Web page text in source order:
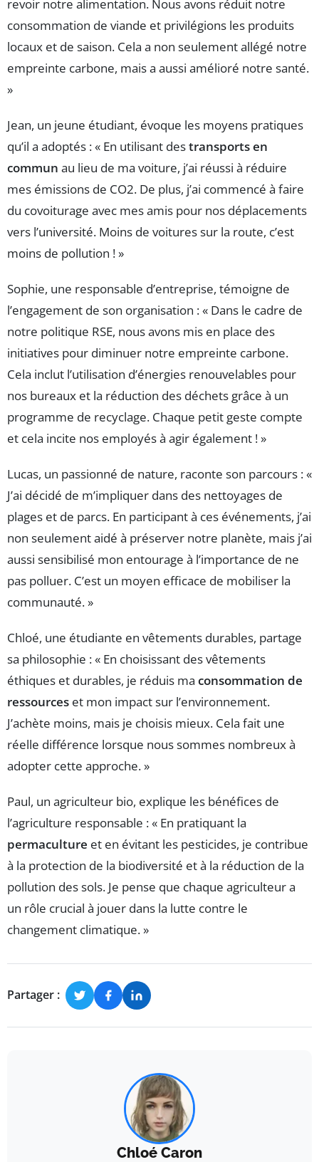
revoir notre alimentation. Nous avons réduit notre
consommation de viande et privilégions les produits
locaux et de saison. Cela a non seulement allégé notre
empreinte carbone, mais a aussi amélioré notre santé.
»
Jean, un jeune étudiant, évoque les moyens pratiques
qu’il a adoptés : « En utilisant destransports en
commun au lieu de ma voiture, j’ai réussi à réduire
mes émissions de CO2. De plus, j’ai commencé à faire
du covoiturage avec mes amis pour nos déplacements
vers l’université. Moins de voitures sur la route, c’est
moins de pollution ! »
Sophie, une responsable d’entreprise, témoigne de
l’engagement de son organisation : « Dans le cadre de
notre politique RSE, nous avons mis en place des
initiatives pour diminuer notre empreinte carbone.
Cela inclut l’utilisation d’énergies renouvelables pour
nos bureaux et la réduction des déchets grâce à un
programme de recyclage. Chaque petit geste compte
et cela incite nos employés à agir également ! »
Lucas, un passionné de nature, raconte son parcours : «
J’ai décidé de m’impliquer dans des nettoyages de
plages et de parcs. En participant à ces événements, j’ai
non seulement aidé à préserver notre planète, mais j’ai
aussi sensibilisé mon entourage à l’importance de ne
pas polluer. C’est un moyen efficace de mobiliser la
communauté. »
Chloé, une étudiante en vêtements durables, partage
sa philosophie : « En choisissant des vêtements
éthiques et durables, je réduis ma consommation de
ressources et mon impact sur l’environnement.
J’achète moins, mais je choisis mieux. Cela fait une
réelle différence lorsque nous sommes nombreux à
adopter cette approche. »
Paul, un agriculteur bio, explique les bénéfices de
l’agriculture responsable : « En pratiquant la
permaculture et en évitant les pesticides, je contribue
à la protection de la biodiversité et à la réduction de la
pollution des sols. Je pense que chaque agriculteur a
un rôle crucial à jouer dans la lutte contre le
changement climatique. »
Partager :
Chloé Caron